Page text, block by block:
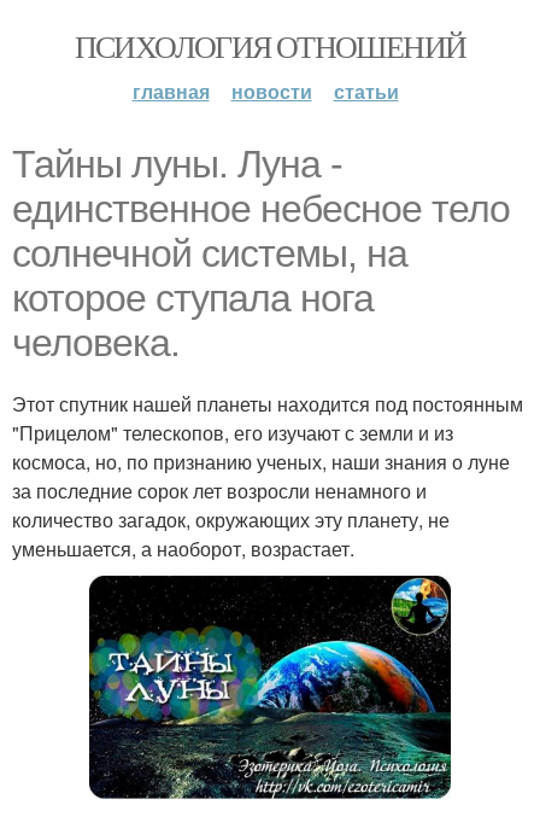
ПСИХОЛОГИЯ ОТНОШЕНИЙ
главная новости статьи
Тайны луны. Луна -
единственное небесное тело
солнечной системы, на
которое ступала нога
человека.
Этот спутник нашей планеты находится под постоянным
"Прицелом" телескопов, его изучают с земли и из
космоса, но, по признанию ученых, наши знания о луне
за последние сорок лет возросли ненамного и
количество загадок, окружающих эту планету, не
уменьшается, а наоборот, возрастает.